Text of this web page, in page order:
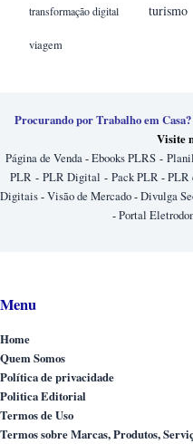
transformação digital turismo
viagem
Procurando por Trabalho em
Visite
Página de Venda-Ebooks PLRS -
PLR - PLR Digital - Pack PLR-PLR
Digitais-Visão de Mercado-Divulga
-Portal
Menu
Home
Quem Somos
Política de privacidade
Politica Editorial
Termos de Uso
Termos sobre Marcas, Produtos,